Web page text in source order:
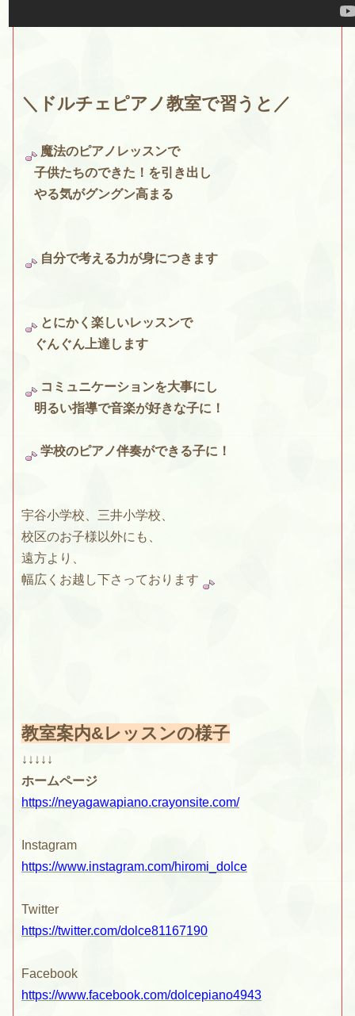
＼ドルチェピアノ教室で習うと／
魔法のピアノレッスンで
子供たちのできた！を引き出し
やる気がグングン高まる
自分で考える力が身につきます
とにかく楽しいレッスンで
ぐんぐん上達します
コミュニケーションを大事にし
明るい指導で音楽が好きな子に！
学校のピアノ伴奏ができる子に！
宇谷小学校、三井小学校、
校区のお子様以外にも、
遠方より、
幅広くお越し下さっております
教室案内&レッスンの様子
↓↓↓↓↓
ホームページ
https://neyagawapiano.crayonsite.com/
Instagram
https://www.instagram.com/hiromi_dolce
Twitter
https://twitter.com/dolce81167190
Facebook
https://www.facebook.com/dolcepiano4943